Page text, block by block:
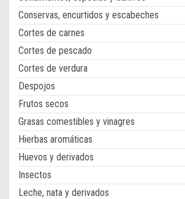
Conservas, encurtidos y escabeches
Cortes de carnes
Cortes de pescado
Cortes de verdura
Despojos
Frutos secos
Grasas comestibles y vinagres
Hierbas aromáticas
Huevos y derivados
Insectos
Leche, nata y derivados